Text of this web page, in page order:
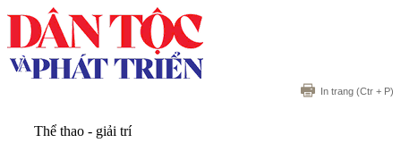
In trang (Ctr + P)
Thể thao - giải trí